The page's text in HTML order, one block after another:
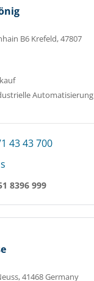
B6 Krefeld, 47807
Automatisierung
43 43 700
8396 999
41468 Germany